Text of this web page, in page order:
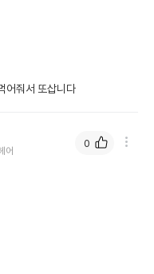
어줘서 또삽니다
어
0